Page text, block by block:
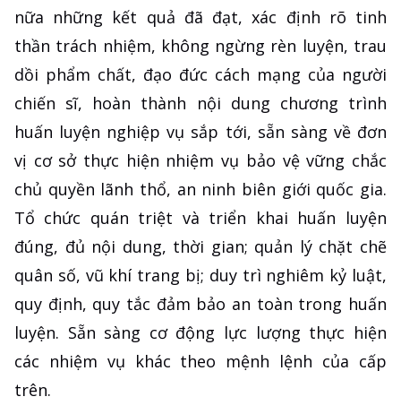
nữa những kết quả đã đạt, xác định rõ tinh
thần trách nhiệm, không ngừng rèn luyện, trau
dồi phẩm chất, đạo đức cách mạng của người
chiến sĩ, hoàn thành nội dung chương trình
huấn luyện nghiệp vụ sắp tới, sẵn sàng về đơn
vị cơ sở thực hiện nhiệm vụ bảo vệ vững chắc
chủ quyền lãnh thổ, an ninh biên giới quốc gia.
Tổ chức quán triệt và triển khai huấn luyện
đúng, đủ nội dung, thời gian; quản lý chặt chẽ
quân số, vũ khí trang bị; duy trì nghiêm kỷ luật,
quy định, quy tắc đảm bảo an toàn trong huấn
luyện. Sẵn sàng cơ động lực lượng thực hiện
các nhiệm vụ khác theo mệnh lệnh của cấp
trên.